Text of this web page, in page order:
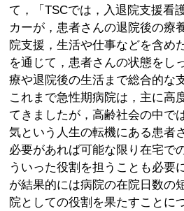
て，「TSCでは，入退院支援看
カーが，患者さんの退院後の療
院支援，生活や仕事などを含め
を通じて，患者さんの状態をし
療や退院後の生活まで総合的な
これまで急性期病院は，主に高
てきましたが，高齢社会の中で
気という人生の転機にある患者
必要があれば可能な限り在宅で
ういった役割を担うことも必要
が結果的には病院の在院日数の
院としての役割を果たすことに